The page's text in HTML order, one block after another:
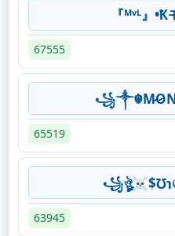
『ᴹᵛᴸ』
67555
65519
63945